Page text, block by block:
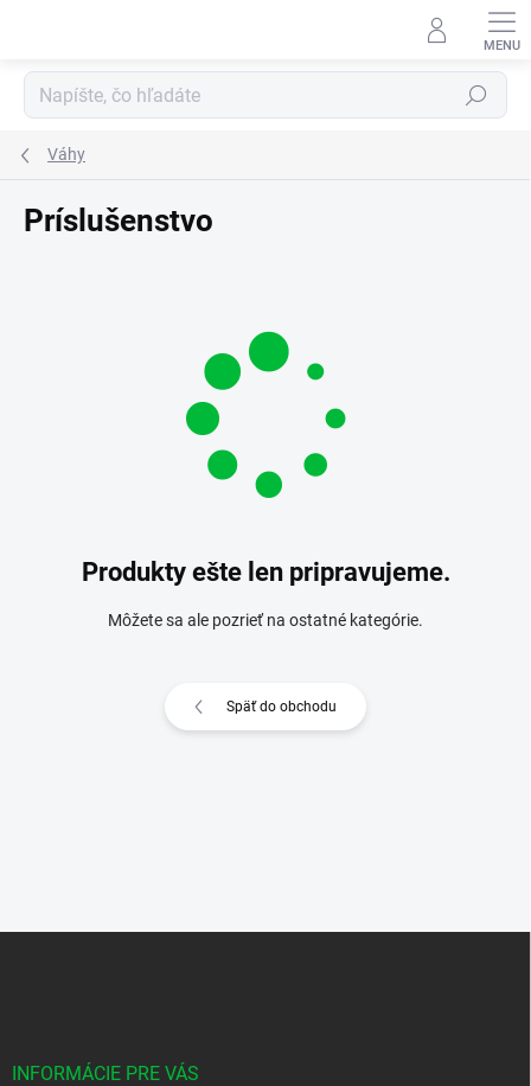
Hľadať
Váhy
Príslušenstvo
Produkty ešte len pripravujeme.
Môžete sa ale pozrieť na ostatné kategórie.
Späť do obchodu
INFORMÁCIE PRE VÁS